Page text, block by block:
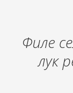
Филе
лук